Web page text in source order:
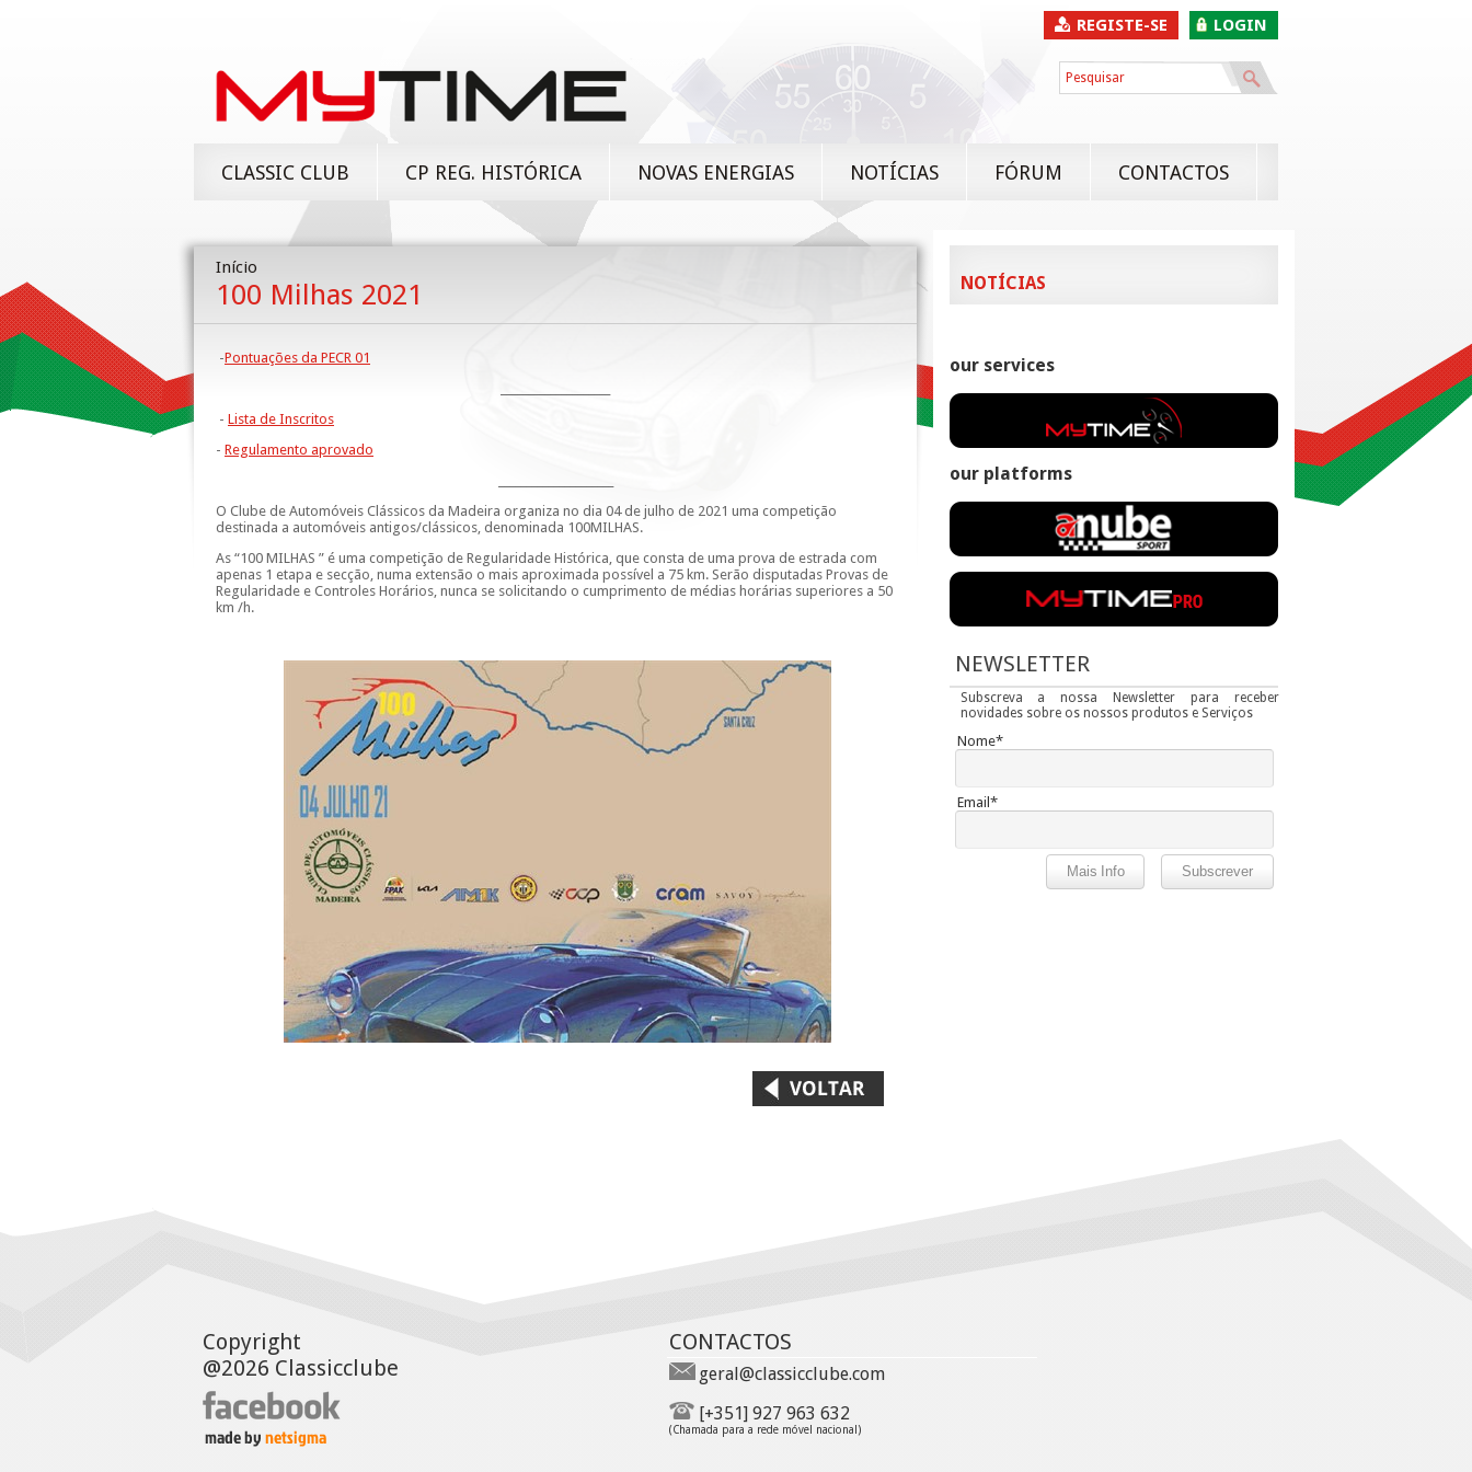
LOGIN
REGISTE-SE
CLASSIC CLUB CP REG. HISTÓRICA NOVAS ENERGIAS NOTÍCIAS FÓRUM CONTACTOS
Início
100 Milhas 2021
-Pontuações da PECR 01
- Lista de Inscritos
- Regulamento aprovado
O Clube de Automóveis Clássicos da Madeira organiza no dia 04 de julho de 2021 uma competição
destinada a automóveis antigos/clássicos, denominada 100MILHAS.
As “100 MILHAS ” é uma competição de Regularidade Histórica, que consta de uma prova de estrada com
apenas 1 etapa e secção, numa extensão o mais aproximada possível a 75 km. Serão disputadas Provas de
Regularidade e Controles Horários, nunca se solicitando o cumprimento de médias horárias superiores a 50
km /h.
NOTÍCIAS
our services
our platforms
NEWSLETTER
Subscreva a nossa Newsletter para receber
novidades sobre os nossos produtos e Serviços
Nome*
Email*
Copyright
@2026 Classicclube
CONTACTOS
geral@classicclube.com
[+351] 927 963 632
(Chamada para a rede móvel nacional)